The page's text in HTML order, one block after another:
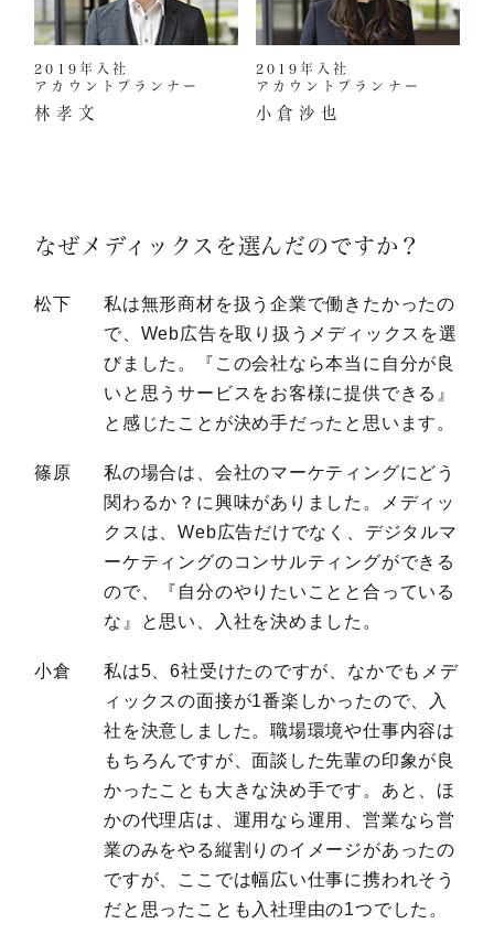
2019年入社
アカウントプランナー
林孝文
2019年入社
アカウントプランナー
小倉沙也
なぜメディックスを選んだのですか？
松下
私は無形商材を扱う企業で働きたかったの
で、Web広告を取り扱うメディックスを選
びました。『この会社なら本当に自分が良
いと思うサービスをお客様に提供できる』
と感じたことが決め手だったと思います。
篠原
私の場合は、会社のマーケティングにどう
関わるか？に興味がありました。メディッ
クスは、Web広告だけでなく、デジタルマ
ーケティングのコンサルティングができる
ので、『自分のやりたいことと合っている
な』と思い、入社を決めました。
小倉
私は5、6社受けたのですが、なかでもメデ
ィックスの面接が1番楽しかったので、入
社を決意しました。職場環境や仕事内容は
もちろんですが、面談した先輩の印象が良
かったことも大きな決め手です。あと、ほ
かの代理店は、運用なら運用、営業なら営
業のみをやる縦割りのイメージがあったの
ですが、ここでは幅広い仕事に携われそう
だと思ったことも入社理由の1つでした。